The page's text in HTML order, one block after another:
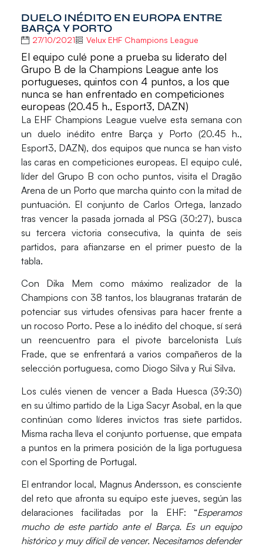
DUELO INÉDITO EN EUROPA ENTRE
BARÇA Y PORTO
27/10/2021 Velux EHF Champions League
El equipo culé pone a prueba su liderato del
Grupo B de la Champions League ante los
portugueses, quintos con 4 puntos, a los que
nunca se han enfrentado en competiciones
europeas (20.45 h., Esport3, DAZN)
La EHF Champions League vuelve esta semana con
un duelo inédito entre Barçay Porto(20.45 h.,
Esport3, DAZN), dos equipos que nunca se han visto
las caras en competiciones europeas. El equipo culé,
líder del Grupo B con ocho puntos, visita el Dragão
Arena de un Porto que marcha quinto con la mitad de
puntuación. El conjunto deCarlos Ortega, lanzado
tras vencer la pasada jornada al PSG(30:27), busca
su tercera victoria consecutiva, la quinta de seis
partidos, para afianzarse en el primer puesto de la
tabla.
Con Dika Mem como máximo realizador de la
Champions con 38 tantos, los blaugranas tratarán de
potenciar sus virtudes ofensivas para hacer frente a
un rocoso Porto. Pese a lo inédito del choque, sí será
un reencuentro para el pivote barcelonista Luís
Frade, que se enfrentará a varios compañeros de la
selección portuguesa, como Diogo Silva y Rui Silva.
Los culés vienen de vencer a Bada Huesca (39:30)
en su último partido de la L iga Sacyr Asobal, en la que
continúan como líderes invictos tras siete partidos.
Misma racha lleva el conjunto portuense, que empata
a puntos en la primera posición de la liga portuguesa
con el Sporting de Portugal.
El entrandor local, Magnus Andersson, es consciente
del reto que afronta su equipo este jueves, según las
delaraciones facilitadas por la EHF: “Esperamos
mucho de este partido ante el Barça. Es un equipo
histórico y muy difícil de vencer. Necesitamos defender